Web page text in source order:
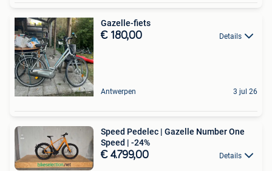
Gazelle-fiets
€ 180,00 Details
Antwerpen 3 jul 26
Speed Pedelec | Gazelle Number One
Speed | -24%
€ 4.799,00 Details